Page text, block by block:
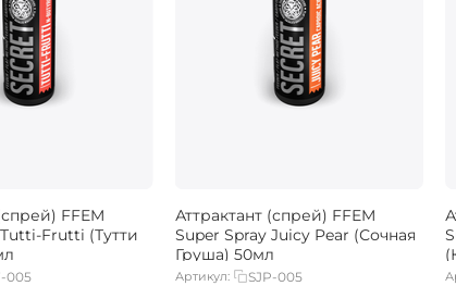
FFEM
Frutti (Тутти
005
Аттрактант (спрей) FFEM
Super Spray Juicy Pear (Сочная
Груша) 50мл
Артикул: SJP-005